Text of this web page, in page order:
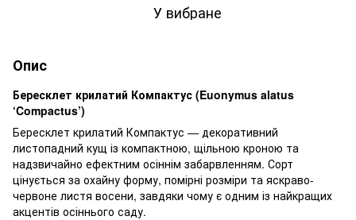
У вибране
Опис
Бересклет крилатий Компактус (Euonymus alatus
‘Compactus’)
Бересклет крилатий Компактус — декоративний
листопадний кущ із компактною, щільною кроною та
надзвичайно ефектним осіннім забарвленням. Сорт
цінується за охайну форму, помірні розміри та яскраво-
червоне листя восени, завдяки чому є одним із найкращих
акцентів осіннього саду.